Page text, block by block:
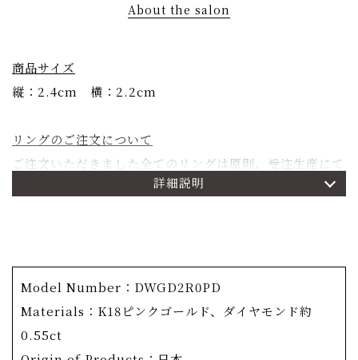
About the salon
詳細説明
商品サイズ
縦：2.4cm 横：2.2cm
リングのご注文について
ご注文いただきました全てのリングは原則、受注生産にて
承ります。ご注文確定よりお届けまで約二か月お時間を頂
商品詳細
OKURADOの人気コレクション「あぢさゐ」。日本原産
の額紫陽花がモチーフ。
鏡のように磨き上げられたポリッシュ仕上げの花弁と、敷
Model Number：DWGD2R0PD
Materials：K18ピンクゴールド、ダイヤモンド約
0.55ct